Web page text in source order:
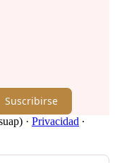
Suscribirse
· Privacidad ∙